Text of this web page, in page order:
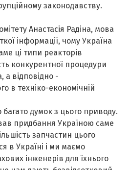
законодавству.
Анастасія Радіна, мова
інформації, чому Україна
ці типи реакторів
конкурентної процедури
а відповідно -
в техніко-економічній
багато думок з цього приводу.
придбання Україною саме
запчастин цього
в Україні і ми маємо
інженерів для їхнього